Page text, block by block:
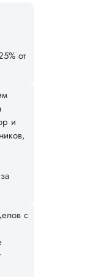
от
и
с
Вид работы:
Удалось заказать
наконец-то здесь
рекомендации
наличие договора,